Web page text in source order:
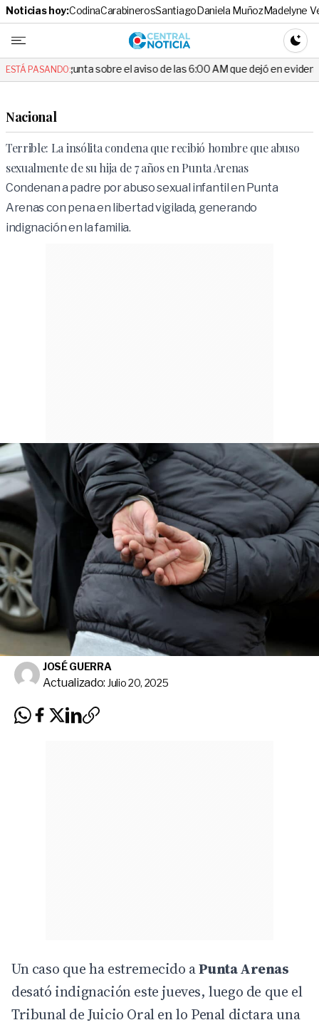
Noticias hoy:CodinaCarabinerosSantiagoDaniela MuñozMadelyne
Central
ESTÁ PASANDO:
sobre el aviso de las 6:00 AM que dejó en evidencia al Delegado
Nacional
Terrible: La insólita condena que recibió hombre que abuso
sexualmente de su hija de 7 años en Punta Arenas
Condenan a padre por abuso sexual infantil en Punta
Arenas con pena en libertad vigilada, generando
indignación en la familia.
JOSÉ GUERRA
Actualizado: Julio 20, 2025
Un caso que ha estremecido aPunta Arenas
desató indignación este jueves, luego de que el
Tribunal de Juicio Oral en lo Penal dictara una